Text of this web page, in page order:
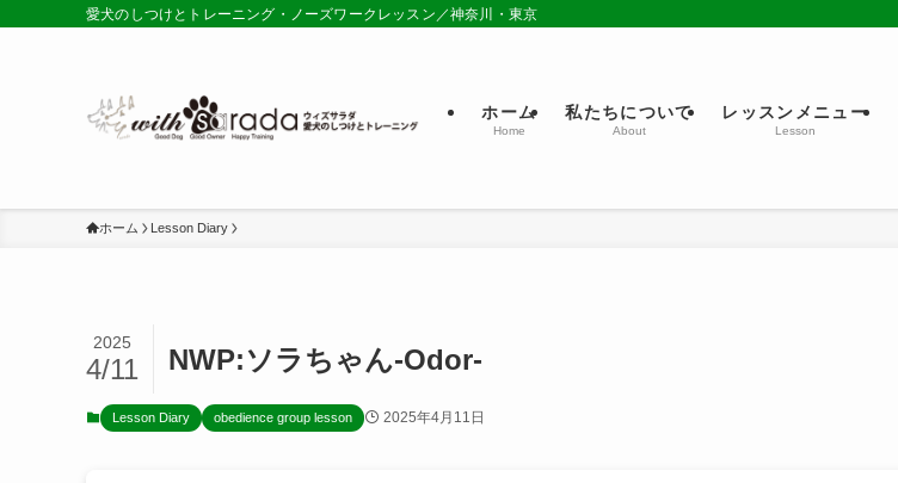
愛犬のしつけとトレーニング・ノーズワークレッスン／神奈川・東京
ホーム
Home
私たちについて
About
レッスンメニュー
Lesson
ホーム Lesson Diary
NWP:ソラちゃん-Odor-
2025
4/11
Lesson Diary obedience group lesson 2025年4月11日